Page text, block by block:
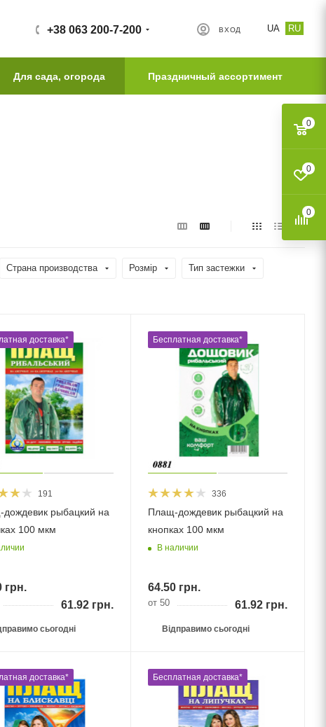
UA RU
ВХОД
+38 063 200-7-200
Для сада, огорода Праздничный ассортимент
Страна производства Розмір Тип застежки
доставка*
191
рыбацкий на
100 мкм
грн.
61.92грн.
сьогодні
Бесплатная доставка*
336
Плащ-дождевик рыбацкий на
кнопках 100 мкм
В наличии
64.50грн.
от 50 61.92 грн.
Відправимо сьогодні
доставка* Бесплатная доставка*
0
0
0